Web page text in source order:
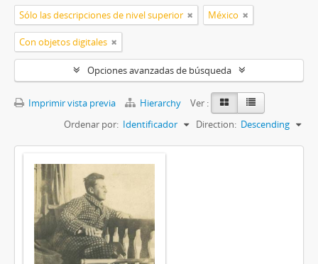
Sólo las descripciones de nivel superior México
Con objetos digitales
Opciones avanzadas de búsqueda
Imprimir vista previa Hierarchy
Ver :
Ordenar por: Identificador Direction: Descending